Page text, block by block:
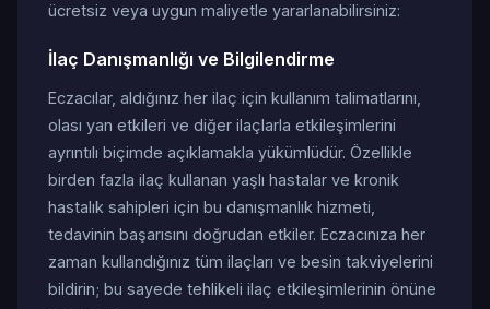
ücretsiz veya uygun maliyetle yararlanabilirsiniz:
İlaç Danışmanlığı ve Bilgilendirme
Eczacılar, aldığınız her ilaç için kullanım talimatlarını,
olası yan etkileri ve diğer ilaçlarla etkileşimlerini
ayrıntılı biçimde açıklamakla yükümlüdür. Özellikle
birden fazla ilaç kullanan yaşlı hastalar ve kronik
hastalık sahipleri için bu danışmanlık hizmeti,
tedavinin başarısını doğrudan etkiler. Eczacınıza her
zaman kullandığınız tüm ilaçları ve besin takviyelerini
bildirin; bu sayede tehlikeli ilaç etkileşimlerinin önüne